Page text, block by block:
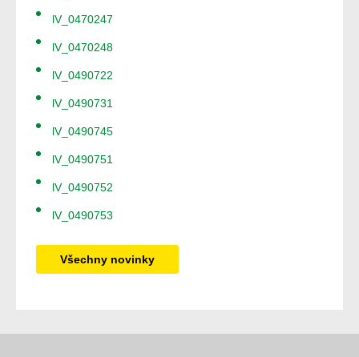
lV_0470247
lV_0470248
lV_0490722
lV_0490731
lV_0490745
lV_0490751
lV_0490752
lV_0490753
Všechny novinky